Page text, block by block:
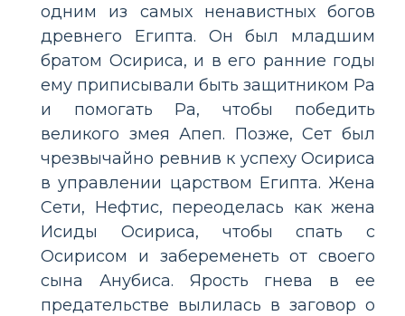
одним из самых ненавистных богов
древнего Египта. Он был младшим
братом Осириса, и в его ранние годы
ему приписывали быть защитником Ра
и помогать Ра, чтобы победить
великого змея Апеп. Позже, Сет был
чрезвычайно ревнив к успеху Осириса
в управлении царством Египта. Жена
Сети, Нефтис, переоделась как жена
Исиды Осириса, чтобы спать с
Осирисом и забеременеть от своего
сына Анубиса. Ярость гнева в ее
предательстве вылилась в заговор о